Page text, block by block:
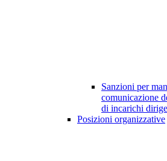
Sanzioni per
comunicazione
di incarichi
Posizioni organizzative